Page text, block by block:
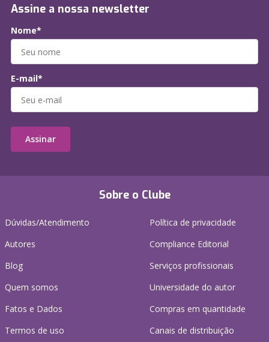
Sobre o Clube
Dúvidas/Atendimento
Autores
Blog
Quem somos
Fatos e Dados
Termos de uso
Política de privacidade
Compliance Editorial
Serviços profissionais
Universidade do autor
Compras em quantidade
Canais de distribuição
Assine a nossa newsletter
Nome*
E-mail*
Assinar